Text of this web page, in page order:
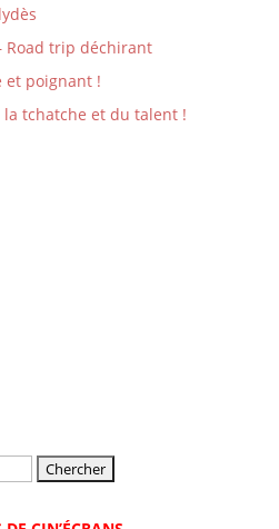
Road trip déchirant
et poignant !
la tchatche et du talent !